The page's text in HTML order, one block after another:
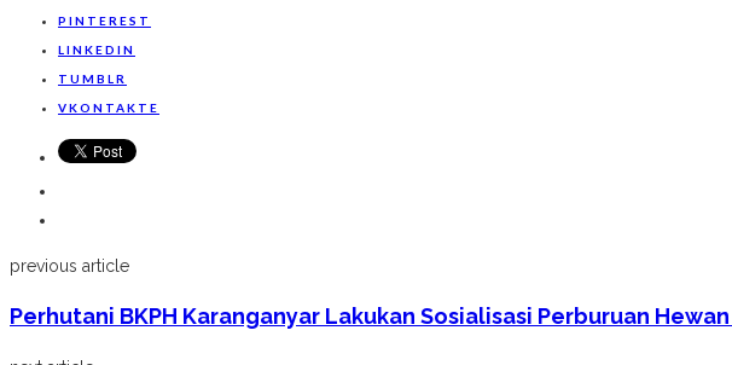
PINTEREST
LINKEDIN
TUMBLR
VKONTAKTE
previous article
Perhutani BKPH Karanganyar Lakukan Sosialisasi Perburuan